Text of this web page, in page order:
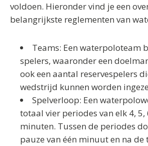
voldoen. Hieronder vind je een
belangrijkste reglementen van
Teams: Een waterpoloteam
spelers, waaronder een
ook een aantal reservespelers
wedstrijd kunnen worden
Spelverloop: Een
totaal vier periodes van elk 4, 5,
minuten. Tussen de periodes
pauze van één minuut en na de